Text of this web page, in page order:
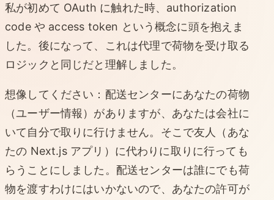
私が初めて OAuth に触れた時、authorization
code や access token という概念に頭を抱えま
した。後になって、これは代理で荷物を受け取る
ロジックと同じだと理解しました。
想像してください：配送センターにあなたの荷物
（ユーザー情報）がありますが、あなたは会社に
いて自分で取りに行けません。そこで友人（あな
たの Next.js アプリ）に代わりに取りに行っても
らうことにしました。配送センターは誰にでも荷
物を渡すわけにはいかないので、あなたの許可が